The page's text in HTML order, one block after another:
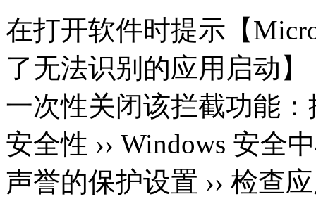
在打开软件时提示【
了无法识别的应用启动
一次性关闭该拦截功能：
安全性 ›› Windows 安全
声誉的保护设置 ›› 检查